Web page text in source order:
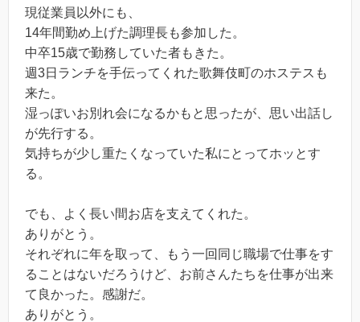
現従業員以外にも、
14年間勤め上げた調理長も参加した。
中卒15歳で勤務していた者もきた。
週3日ランチを手伝ってくれた歌舞伎町のホステスも
来た。
湿っぽいお別れ会になるかもと思ったが、思い出話し
が先行する。
気持ちが少し重たくなっていた私にとってホッとす
る。
でも、よく長い間お店を支えてくれた。
ありがとう。
それぞれに年を取って、もう一回同じ職場で仕事をす
ることはないだろうけど、お前さんたちを仕事が出来
て良かった。感謝だ。
ありがとう。